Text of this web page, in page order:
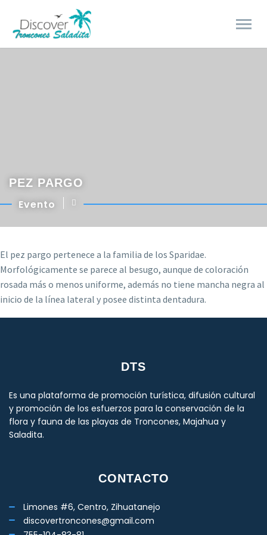
PEZ PARGO
Evento
El pez pargo pertenece a la familia de los Sparidae.
Morfológicamente se parece al besugo, aunque de coloración
rosada más o menos uniforme, además no tiene mancha negra al
inicio de la línea lateral y posee distinta dentadura.
DTS
Es una plataforma de promoción turística, difusión cultural
y promoción de los esfuerzos para la conservación de la
flora y fauna de las playas de Troncones, Majahua y
Saladita.
CONTACTO
Limones #6, Centro, Zihuatanejo
discovertroncones@gmail.com